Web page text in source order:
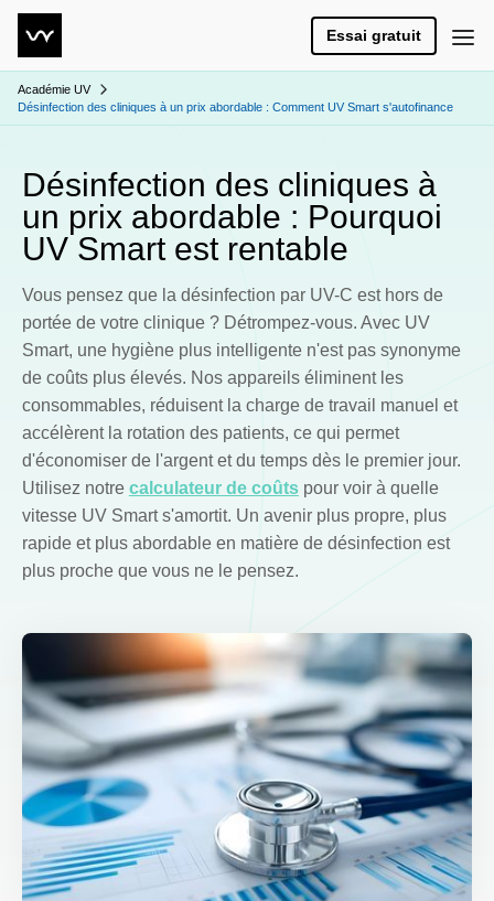
Essai gratuit
Académie UV
Désinfection des cliniques à un prix abordable : Comment UV Smart s'autofinance
Désinfection des cliniques à
un prix abordable : Pourquoi
UV Smart est rentable
Vous pensez que la désinfection par UV-C est hors de
portée de votre clinique ? Détrompez-vous. Avec UV
Smart, une hygiène plus intelligente n'est pas synonyme
de coûts plus élevés. Nos appareils éliminent les
consommables, réduisent la charge de travail manuel et
accélèrent la rotation des patients, ce qui permet
d'économiser de l'argent et du temps dès le premier jour.
Utilisez notre calculateur de coûtspour voir à quelle
vitesse UV Smart s'amortit. Un avenir plus propre, plus
rapide et plus abordable en matière de désinfection est
plus proche que vous ne le pensez.